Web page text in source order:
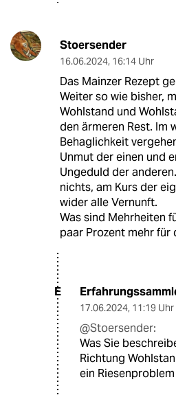
Stoersender
16.06.2024, 16:14 Uhr
Das Mainzer Rezept
Weiter so wie bisher,
Wohlstand und
den ärmeren Rest. Im
Behaglichkeit
Unmut der einen und
Ungeduld der
nichts, am Kurs der
wider alle Vernunft.
Was sind Mehrheiten
paar Prozent mehr für
E
17.06.2024, 11:19 Uhr
@Stoersender:
Was Sie
Richtung
ein